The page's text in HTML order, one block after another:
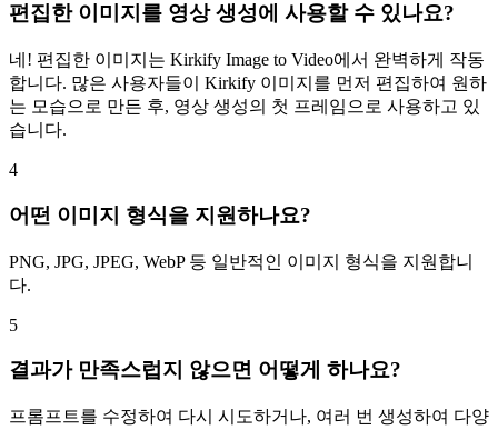
편집한 이미지를 영상 생성에 사용할 수 있나요?
네! 편집한 이미지는 Kirkify Image to Video에서 완벽하게 작동
합니다. 많은 사용자들이 Kirkify 이미지를 먼저 편집하여 원하
는 모습으로 만든 후, 영상 생성의 첫 프레임으로 사용하고 있
습니다.
4
어떤 이미지 형식을 지원하나요?
PNG, JPG, JPEG, WebP 등 일반적인 이미지 형식을 지원합니
다.
5
결과가 만족스럽지 않으면 어떻게 하나요?
프롬프트를 수정하여 다시 시도하거나, 여러 번 생성하여 다양